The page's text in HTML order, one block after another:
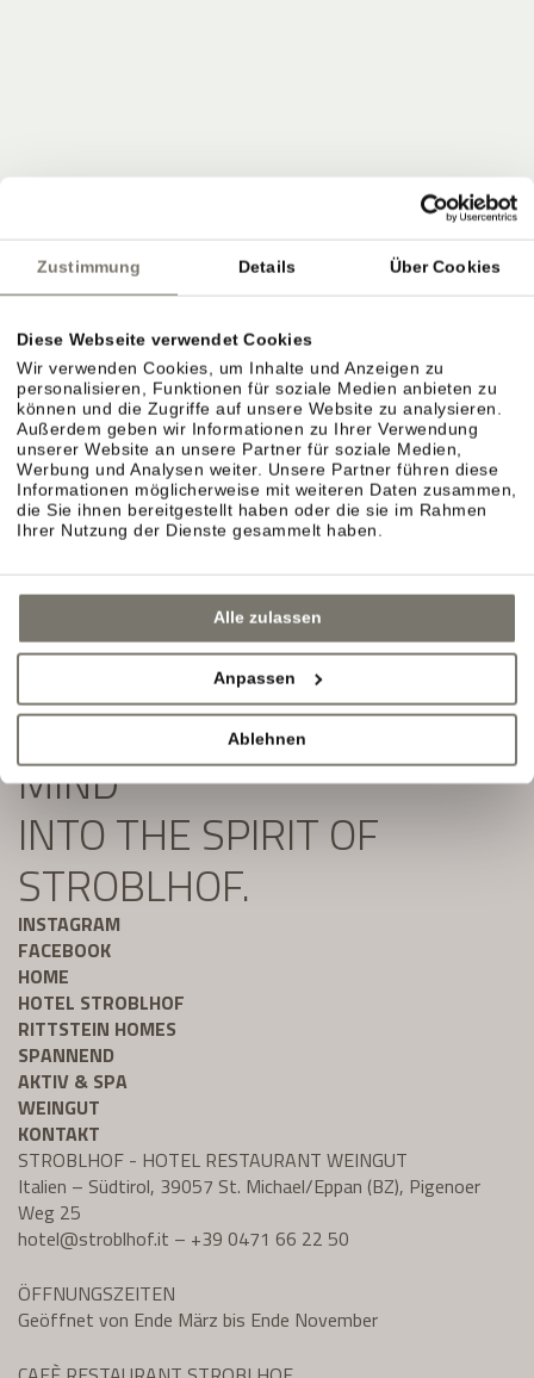
Zustimmung Details Über Cookies
Diese Webseite verwendet Cookies
Wir verwenden Cookies, um Inhalte und Anzeigen zu
personalisieren, Funktionen für soziale Medien anbieten zu
können und die Zugriffe auf unsere Website zu analysieren.
Außerdem geben wir Informationen zu Ihrer Verwendung
unserer Website an unsere Partner für soziale Medien,
Werbung und Analysen weiter. Unsere Partner führen diese
Informationen möglicherweise mit weiteren Daten zusammen,
die Sie ihnen bereitgestellt haben oder die sie im Rahmen
Ihrer Nutzung der Dienste gesammelt haben.
Alle zulassen
Anpassen
Ablehnen
JOIN THE COMMUNITY
Seien Sie unter den Ersten, die Neuigkeiten vom
Stroblhof erfahren.
Exklusive Angebote und Aktuelles aus unserem
Weinhotel in Südtirol erwarten Sie.
Einfach ausfüllen und Newsletter abonnieren:
SLIP YOUR BODY AND
MIND
INTO THE SPIRIT OF
STROBLHOF.
INSTAGRAM
FACEBOOK
HOME
HOTEL STROBLHOF
RITTSTEIN HOMES
SPANNEND
AKTIV & SPA
WEINGUT
KONTAKT
STROBLHOF - HOTEL RESTAURANT WEINGUT
Italien – Südtirol, 39057 St. Michael/Eppan (BZ), Pigenoer
Weg 25
hotel@stroblhof.it – +39 0471 66 22 50
ÖFFNUNGSZEITEN
Geöffnet von Ende März bis Ende November